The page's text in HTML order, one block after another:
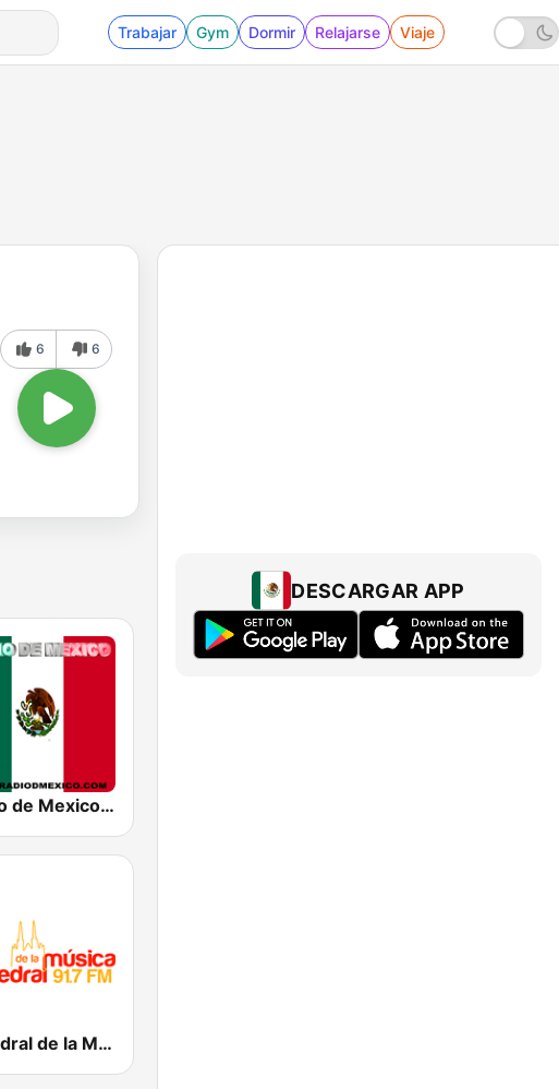
Trabajar Gym Dormir Relajarse Viaje
6 6
Radio de Mexico En Vivo
Catedral de la Música
DESCARGAR APP